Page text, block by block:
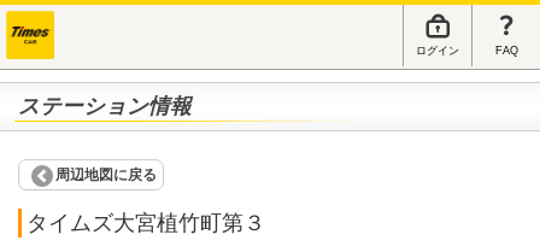
ログイン FAQ
ステーション情報
周辺地図に戻る
タイムズ大宮植竹町第３